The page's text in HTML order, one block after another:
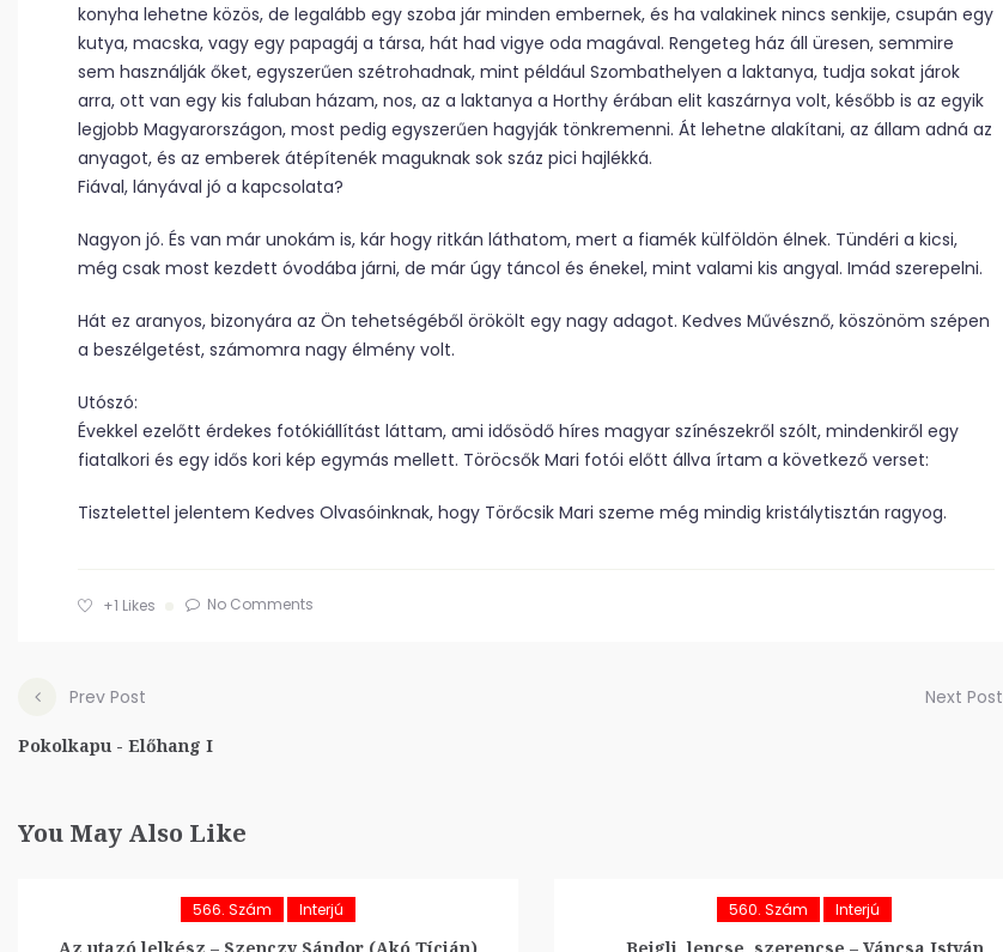
konyha lehetne közös, de legalább egy szoba jár minden embernek, és ha valakinek nincs senkije, csupán egy
kutya, macska, vagy egy papagáj a társa, hát had vigye oda magával. Rengeteg ház áll üresen, semmire
sem használják őket, egyszerűen szétrohadnak, mint például Szombathelyen a laktanya, tudja sokat járok
arra, ott van egy kis faluban házam, nos, az a laktanya a Horthy érában elit kaszárnya volt, később is az egyik
legjobb Magyarországon, most pedig egyszerűen hagyják tönkremenni. Át lehetne alakítani, az állam adná az
anyagot, és az emberek átépítenék maguknak sok száz pici hajlékká.
Fiával, lányával jó a kapcsolata?
Nagyon jó. És van már unokám is, kár hogy ritkán láthatom, mert a fiamék külföldön élnek. Tündéri a kicsi,
még csak most kezdett óvodába járni, de már úgy táncol és énekel, mint valami kis angyal. Imád szerepelni.
Hát ez aranyos, bizonyára az Ön tehetségéből örökölt egy nagy adagot. Kedves Művésznő, köszönöm szépen
a beszélgetést, számomra nagy élmény volt.
Utószó:
Évekkel ezelőtt érdekes fotókiállítást láttam, ami idősödő híres magyar színészekről szólt, mindenkiről egy
fiatalkori és egy idős kori kép egymás mellett. Töröcsők Mari fotói előtt állva írtam a következő verset:
Tisztelettel jelentem Kedves Olvasóinknak, hogy Törőcsik Mari szeme még mindig kristálytisztán ragyog.
+1 Likes No Comments
Prev Post
Pokolkapu - Előhang I
Next Post
You May Also Like
566. Szám Interjú 560. Szám Interjú